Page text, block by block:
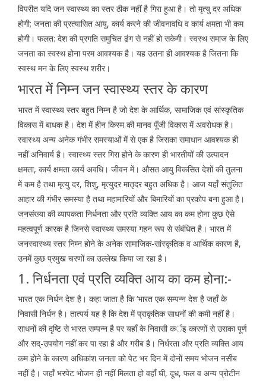
विपरीत यदि जन स्वास्थ्य का स्तर ठीक नहीं है गिरा हुआ है। तो मृत्यु दर अधिक
होगी; जनता की प्रत्यासित आयु, कार्य करने की जीवनावधि व कार्य क्षमता भी कम
होगी। फलत: देश की प्रगति समुचित ढंग से नहीं हो सकेगी। स्वस्थ समाज के लिए
जनता का स्वस्थ होना परम आवश्यक है। यह उतना ही आवश्यक है जितना कि
स्वस्थ मन के लिए स्वस्थ शरीर।
भारत में निम्न जन स्वास्थ्य स्तर के कारण
भारत में स्वास्थ्य स्तर बहुत निम्न है जो देश के आर्थिक, सामाजिक एवं सांस्कृतिक
विकास में बाधक है। देश में हीन किस्म की मानव पूँजी विकास में अवरोधक है।
स्वास्थ्य अन्य अनेक गंभीर समस्याओं में से एक है जिसका समाधान आवश्यक ही
नहीं अनिवार्य है। स्वास्थ्य स्तर गिरा होने के कारण ही भारतीयों की उत्पादन
क्षमता, कार्य क्षमता कार्य अवधि। जीवन में। औसत आयु विकसित देशों की तुलना
में कम है तथा मृत्यु दर, शिशु, मृत्युदर मातृदर बहुत अधिक है। आज यहाँ संतुलित
आहार की गंभीर समस्या है तथा महामारियों और बिमारियों का प्रकोप बना हुआ है।
जनसंख्या की व्यापकता निर्धनता और प्रति व्यक्ति आय का कम होना कुछ ऐसे
महत्वपूर्ण कारक है जिनसे स्वास्थ्य समस्या गहन रूप से संबंधित है। भारत में
जनस्वास्थ्य स्तर निम्न होने के अनेक सामाजिक-सांस्कृतिक व आर्थिक कारण है,
उनमें कुछ प्रमुख चरणों का उल्लेख किया जा रहा है।
1. निर्धनता एवं प्रति व्यक्ति आय का कम होना:-
भारत एक निर्धन देश है। कहा जाता है कि ‘भारत एक सम्पन्न देश है जहाँ के
निवासी निर्धन है। तात्पर्य यह है कि देश में प्राकृतिक साधनों की कमी नहीं है।
साधनों की दृष्टि से भारत सम्पन्न है पर यहाँ के निवासी कर्इ कारणों से उसका पूर्ण
और सद्-उपयोग नहीं कर पा रहा है और गरीब है। निर्धरता और प्रति व्यक्ति आय
कम होने के कारण अधिकांश जनता को पेट भर दिन में दोनों समय भोजन नसीब
नहीं है। जहाँ भरपेट भोजन ही नहीं मिलता हो वहाँ घी, दूध, फल व अन्य प्रोटीन